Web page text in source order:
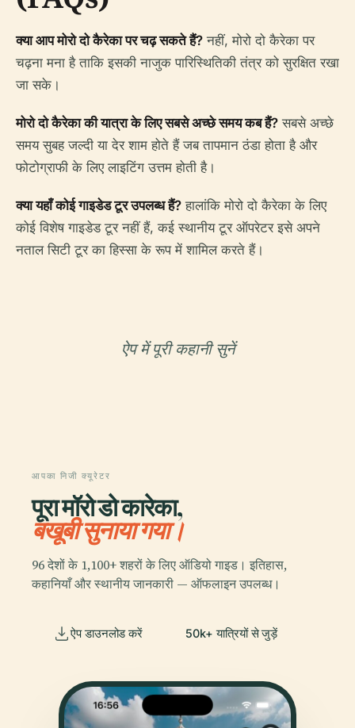
क्या आप मोरो दो कैरेका पर चढ़ सकते हैं? नहीं, मोरो दो कैरेका पर
चढ़ना मना है ताकि इसकी नाजुक पारिस्थितिकी तंत्र को सुरक्षित रखा
जा सके।
मोरो दो कैरेका की यात्रा के लिए सबसे अच्छे समय कब हैं? सबसे अच्छे
समय सुबह जल्दी या देर शाम होते हैं जब तापमान ठंडा होता है और
फोटोग्राफी के लिए लाइटिंग उत्तम होती है।
क्या यहाँ कोई गाइडेड टूर उपलब्ध हैं? हालांकि मोरो दो कैरेका के लिए
कोई विशेष गाइडेड टूर नहीं हैं, कई स्थानीय टूर ऑपरेटर इसे अपने
नताल सिटी टूर का हिस्सा के रूप में शामिल करते हैं।
ऐप में पूरी कहानी सुनें
आपका निजी क्यूरेटर
पूरा मॉरो डो कारेका,
बखूबी सुनाया गया।
96 देशों के 1,100+ शहरों के लिए ऑडियो गाइड। इतिहास,
कहानियाँ और स्थानीय जानकारी — ऑफलाइन उपलब्ध।
ऐप डाउनलोड करें 50k+ यात्रियों से जुड़ें